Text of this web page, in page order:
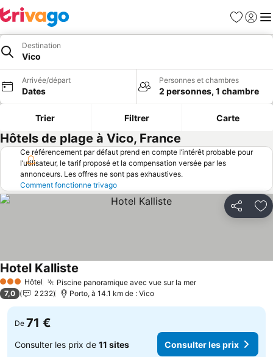
Favoris
Se
Destination
Vico
Arrivée/départ
Dates
Personnes et chambres
2 personnes, 1 chambre
Trier Filtrer Carte
Hôtels de plage à Vico, France
Ce référencement par défaut prend en compte l’intérêt probable pour
l’utilisateur, le tarif proposé et la compensation versée par les
annonceurs. Les offres ne sont pas exhaustives.
Comment fonctionne trivago
Partager
3 ÉtoilesHôtel Piscine panoramique avec vue sur la merConsulter les
Hotel Kalliste
7,0 2 232 Porto, à 14.1 km de : Vico
De 71 €
Consulter les prix de 11 sites Consulter les prix